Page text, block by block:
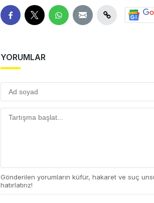
YORUMLAR
Gönderilen yorumların küfür, hakaret ve suç
hatırlatırız!